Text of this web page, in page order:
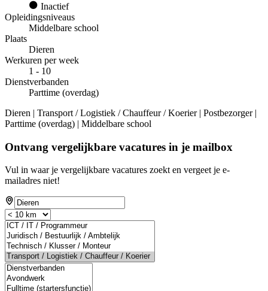
Inactief
Opleidingsniveaus
Middelbare school
Plaats
Dieren
Werkuren per week
1 - 10
Dienstverbanden
Parttime (overdag)
Dieren | Transport / Logistiek / Chauffeur / Koerier | Postbezorger |
Parttime (overdag) | Middelbare school
Ontvang vergelijkbare vacatures in je mailbox
Vul in waar je vergelijkbare vacatures zoekt en vergeet je e-
mailadres niet!